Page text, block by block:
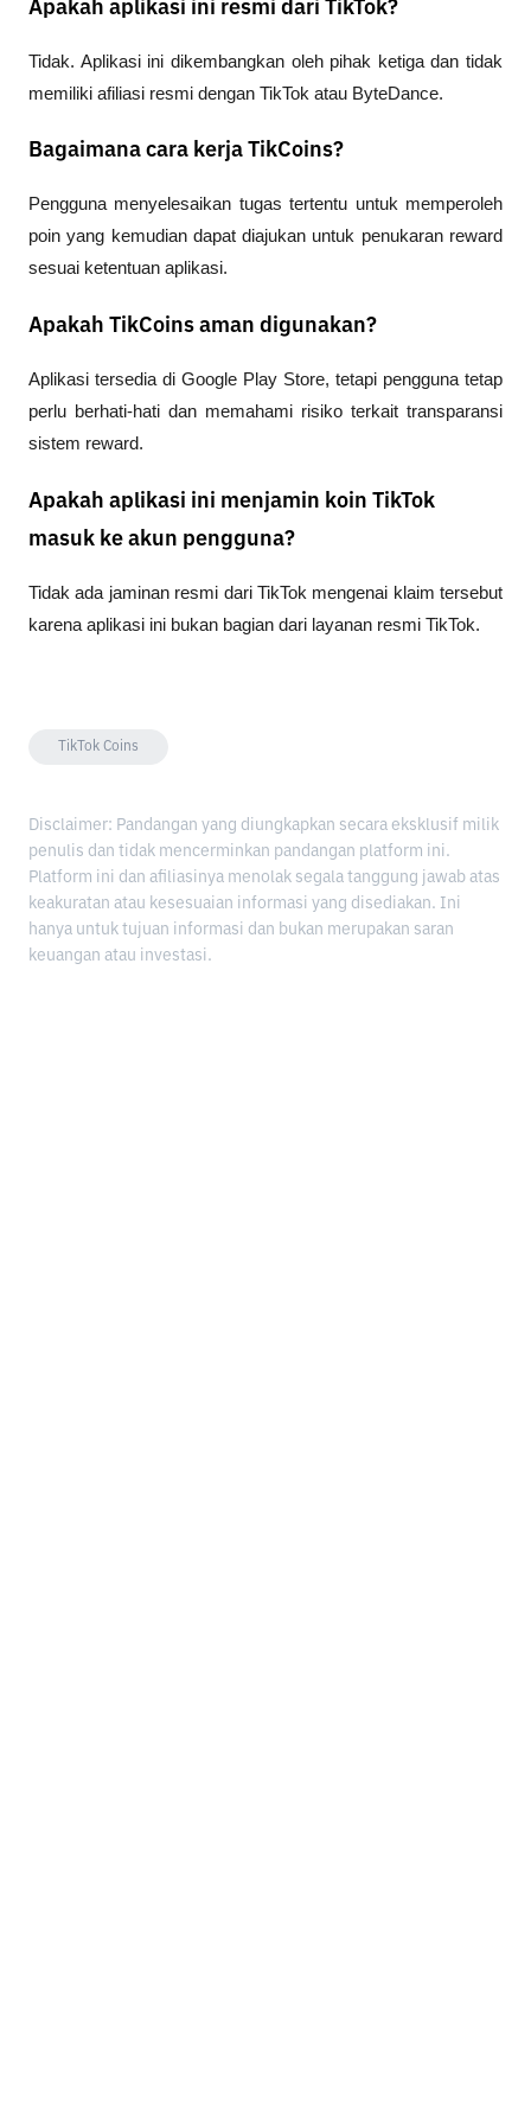
Apakah aplikasi ini resmi dari TikTok?
Tidak. Aplikasi ini dikembangkan oleh pihak ketiga dan tidak
memiliki afiliasi resmi dengan TikTok atau ByteDance.
Bagaimana cara kerja TikCoins?
Pengguna menyelesaikan tugas tertentu untuk memperoleh
poin yang kemudian dapat diajukan untuk penukaran reward
sesuai ketentuan aplikasi.
Apakah TikCoins aman digunakan?
Aplikasi tersedia di Google Play Store, tetapi pengguna tetap
perlu berhati-hati dan memahami risiko terkait transparansi
sistem reward.
Apakah aplikasi ini menjamin koin TikTok
masuk ke akun pengguna?
Tidak ada jaminan resmi dari TikTok mengenai klaim tersebut
karena aplikasi ini bukan bagian dari layanan resmi TikTok.
TikTok Coins
Disclaimer: Pandangan yang diungkapkan secara eksklusif milik
penulis dan tidak mencerminkan pandangan platform ini.
Platform ini dan afiliasinya menolak segala tanggung jawab atas
keakuratan atau kesesuaian informasi yang disediakan. Ini
hanya untuk tujuan informasi dan bukan merupakan saran
keuangan atau investasi.